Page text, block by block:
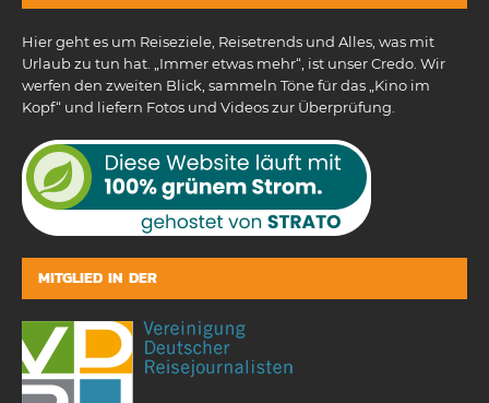
Hier geht es um Reiseziele, Reisetrends und Alles, was mit
Urlaub zu tun hat. „Immer etwas mehr“, ist unser Credo. Wir
werfen den zweiten Blick, sammeln Töne für das „Kino im
Kopf“ und liefern Fotos und Videos zur Überprüfung.
MITGLIED IN DER